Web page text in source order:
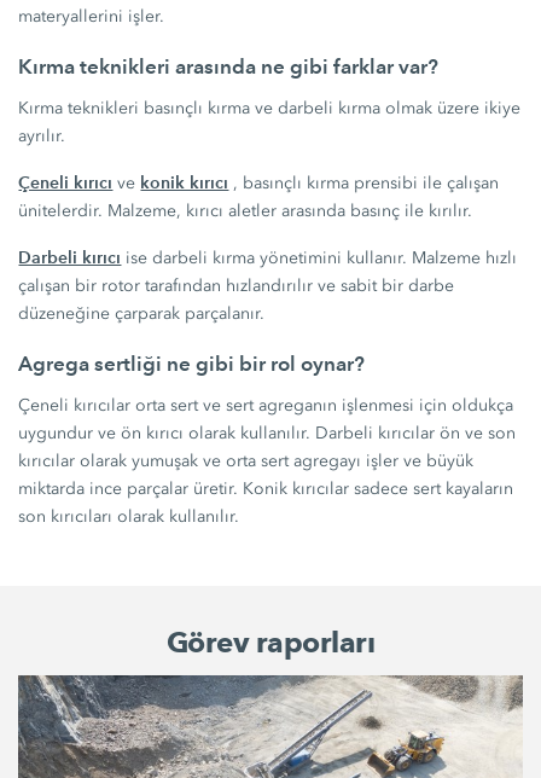
materyallerini işler.
Kırma teknikleri arasında ne gibi farklar var?
Kırma teknikleri basınçlı kırma ve darbeli kırma olmak üzere ikiye
ayrılır.
Çeneli kırıcı ve konik kırıcı , basınçlı kırma prensibi ile çalışan
ünitelerdir. Malzeme, kırıcı aletler arasında basınç ile kırılır.
Darbeli kırıcı ise darbeli kırma yönetimini kullanır. Malzeme hızlı
çalışan bir rotor tarafından hızlandırılır ve sabit bir darbe
düzeneğine çarparak parçalanır.
Agrega sertliği ne gibi bir rol oynar?
Çeneli kırıcılar orta sert ve sert agreganın işlenmesi için oldukça
uygundur ve ön kırıcı olarak kullanılır. Darbeli kırıcılar ön ve son
kırıcılar olarak yumuşak ve orta sert agregayı işler ve büyük
miktarda ince parçalar üretir. Konik kırıcılar sadece sert kayaların
son kırıcıları olarak kullanılır.
Görev raporları